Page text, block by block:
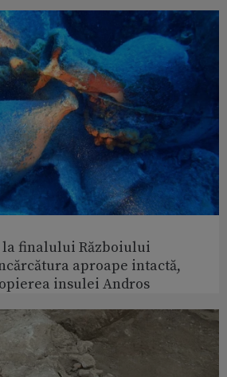
la finalului Războiului
aproape intactă,
insulei Andros